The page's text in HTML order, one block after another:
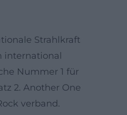
Strahlkraft
international
Nummer 1 für
2. Another One
verband.